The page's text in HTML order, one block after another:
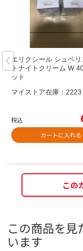
エリクシール シュペ
トナイトクリーム W
ット
マイストア在庫： 2223
税込
カートに入れる
この
この商品を
います